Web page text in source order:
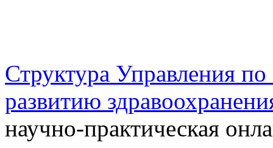
Структура Управления
развитию
научно-практическая